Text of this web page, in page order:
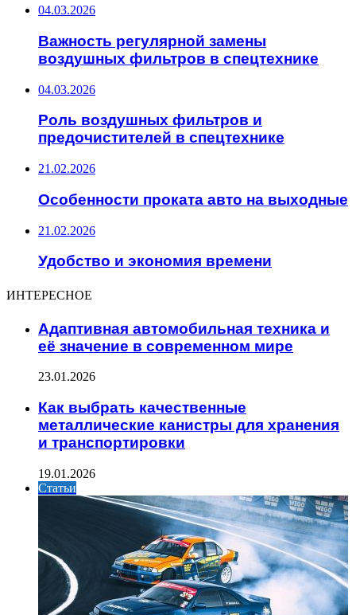
04.03.2026
Важность регулярной замены
воздушных фильтров в спецтехнике
04.03.2026
Роль воздушных фильтров и
предочистителей в спецтехнике
21.02.2026
Особенности проката авто на выходные
21.02.2026
Удобство и экономия времени
ИНТЕРЕСНОЕ
Адаптивная автомобильная техника и
её значение в современном мире
23.01.2026
Как выбрать качественные
металлические канистры для хранения
и транспортировки
19.01.2026
Статьи